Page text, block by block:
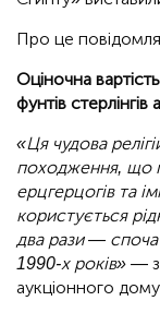
Про це
Оціночна
фунтів
«Ця чудова
походження, що
ерцгерцогів та
користується
два рази —
1990-х років» —
аукціонного